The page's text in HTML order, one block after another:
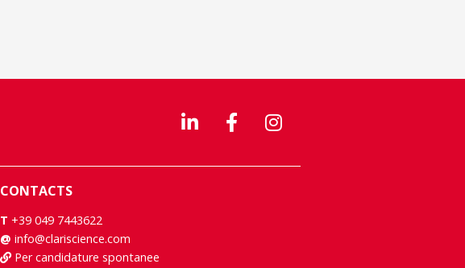
CONTACTS
T +39 049 7443622
@ info@clariscience.com
Per candidature spontanee